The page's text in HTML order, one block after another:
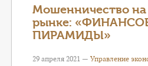
Мошенничество
рынке:
ПИРАМИДЫ»
29 апреля 2021 — Управление